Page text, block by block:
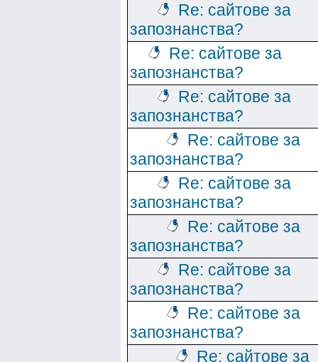
Re: сайтове за
запознанства?
Re: сайтове за
запознанства?
Re: сайтове за
запознанства?
Re: сайтове за
запознанства?
Re: сайтове за
запознанства?
Re: сайтове за
запознанства?
Re: сайтове за
запознанства?
Re: сайтове за
запознанства?
Re: сайтове за